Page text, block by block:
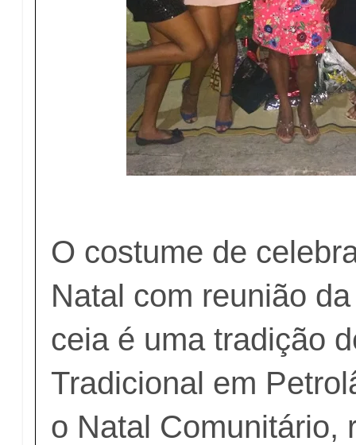
O costume de
Natal com reunião
ceia é uma tradição
Tradicional em
o Natal Comunitário,